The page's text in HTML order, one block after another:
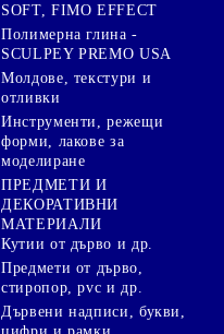
SOFT, FIMO EFFECT
Полимерна глина -
SCULPEY PREMO USA
Молдове, текстури и
отливки
Инструменти, режещи
форми, лакове за
моделиране
ПРЕДМЕТИ И
ДЕКОРАТИВНИ
МАТЕРИАЛИ
Кутии от дърво и др.
Предмети от дърво,
стиропор, pvc и др.
Дървени надписи, букви,